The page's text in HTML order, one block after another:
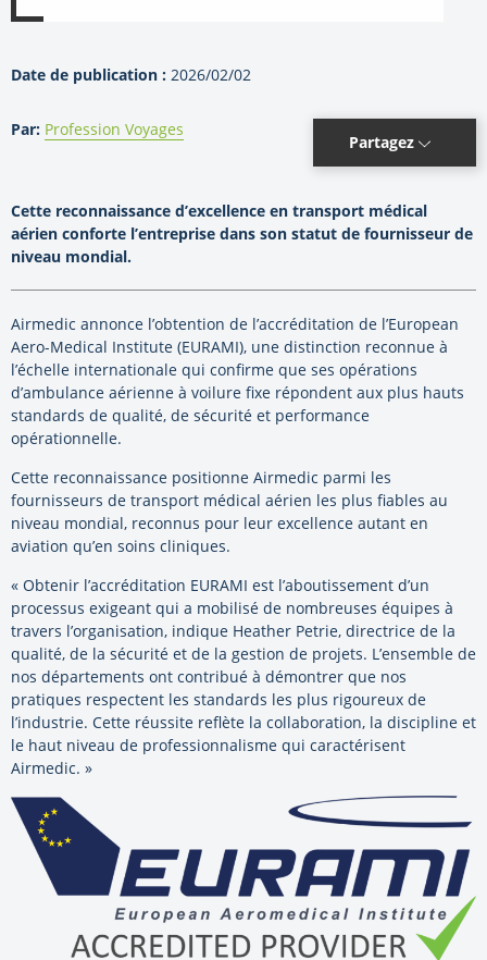
Date de publication : 2026/02/02
Par: Profession Voyages
Partagez
Cette reconnaissance d’excellence en transport médical
aérien conforte l’entreprise dans son statut de fournisseur de
niveau mondial.
Airmedic annonce l’obtention de l’accréditation de l’European
Aero-Medical Institute (EURAMI), une distinction reconnue à
l’échelle internationale qui confirme que ses opérations
d’ambulance aérienne à voilure fixe répondent aux plus hauts
standards de qualité, de sécurité et performance
opérationnelle.
Cette reconnaissance positionne Airmedic parmi les
fournisseurs de transport médical aérien les plus fiables au
niveau mondial, reconnus pour leur excellence autant en
aviation qu’en soins cliniques.
« Obtenir l’accréditation EURAMI est l’aboutissement d’un
processus exigeant qui a mobilisé de nombreuses équipes à
travers l’organisation, indique Heather Petrie, directrice de la
qualité, de la sécurité et de la gestion de projets. L’ensemble de
nos départements ont contribué à démontrer que nos
pratiques respectent les standards les plus rigoureux de
l’industrie. Cette réussite reflète la collaboration, la discipline et
le haut niveau de professionnalisme qui caractérisent
Airmedic. »